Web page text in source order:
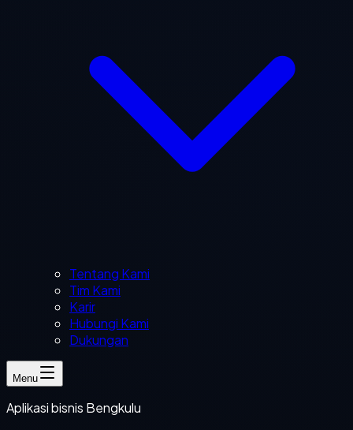
Tentang Kami
Tim Kami
Karir
Hubungi Kami
Dukungan
Menu
Aplikasi bisnis Bengkulu